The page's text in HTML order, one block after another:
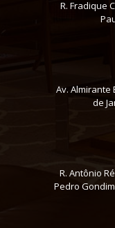
R. Fradique
Av. Almirante
de
R. Antônio
Pedro